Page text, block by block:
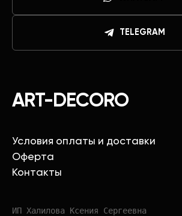
ART-DECORO
Условия оплаты и доставки
Оферта
Контакты
ИП Халилова Ксения Сергеевна
TELEGRAM